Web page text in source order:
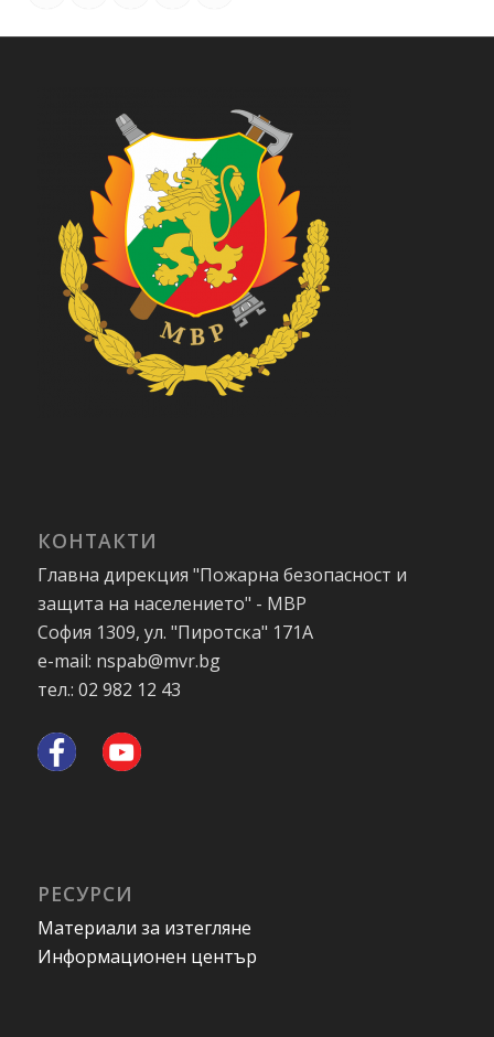
КОНТАКТИ
Главна дирекция "Пожарна безопасност и
защита на населението" - МВР
София 1309, ул. "Пиротска" 171А
e-mail: nspab@mvr.bg
тел.: 02 982 12 43
РЕСУРСИ
Материали за изтегляне
Информационен център